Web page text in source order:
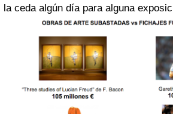
la ceda algún día para alguna